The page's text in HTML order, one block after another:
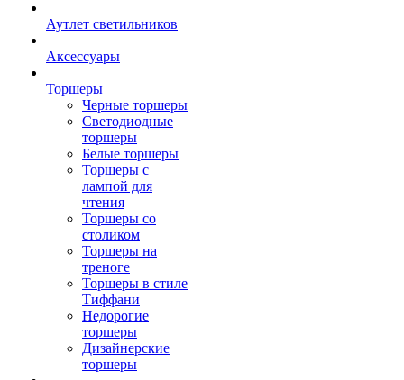
Аутлет светильников
Аксессуары
Торшеры
Черные торшеры
Светодиодные
торшеры
Белые торшеры
Торшеры с
лампой для
чтения
Торшеры со
столиком
Торшеры на
треноге
Торшеры в стиле
Тиффани
Недорогие
торшеры
Дизайнерские
торшеры